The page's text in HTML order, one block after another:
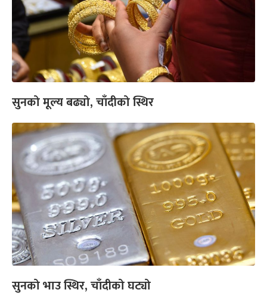
सुनको मूल्य बढ्यो, चाँदीको स्थिर
सुनको भाउ स्थिर, चाँदीको घट्यो